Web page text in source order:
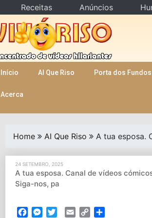
Início AI Que Riso Porta dos Fundos
Acerca
Home AI Que Riso A tua esposa.
24 SETEMBRO, 2025
A tua esposa. Canal de vídeos
Siga-nos, pa
FacebookMessenger
TwitterEmail Copy
Receitas Anúncios